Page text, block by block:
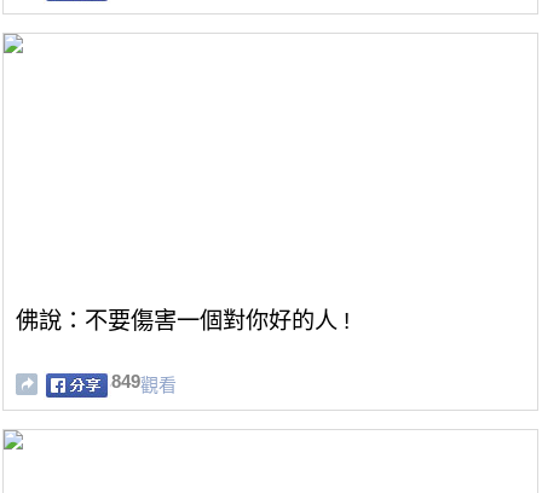
佛說：不要傷害一個對你好的人 !
849觀看